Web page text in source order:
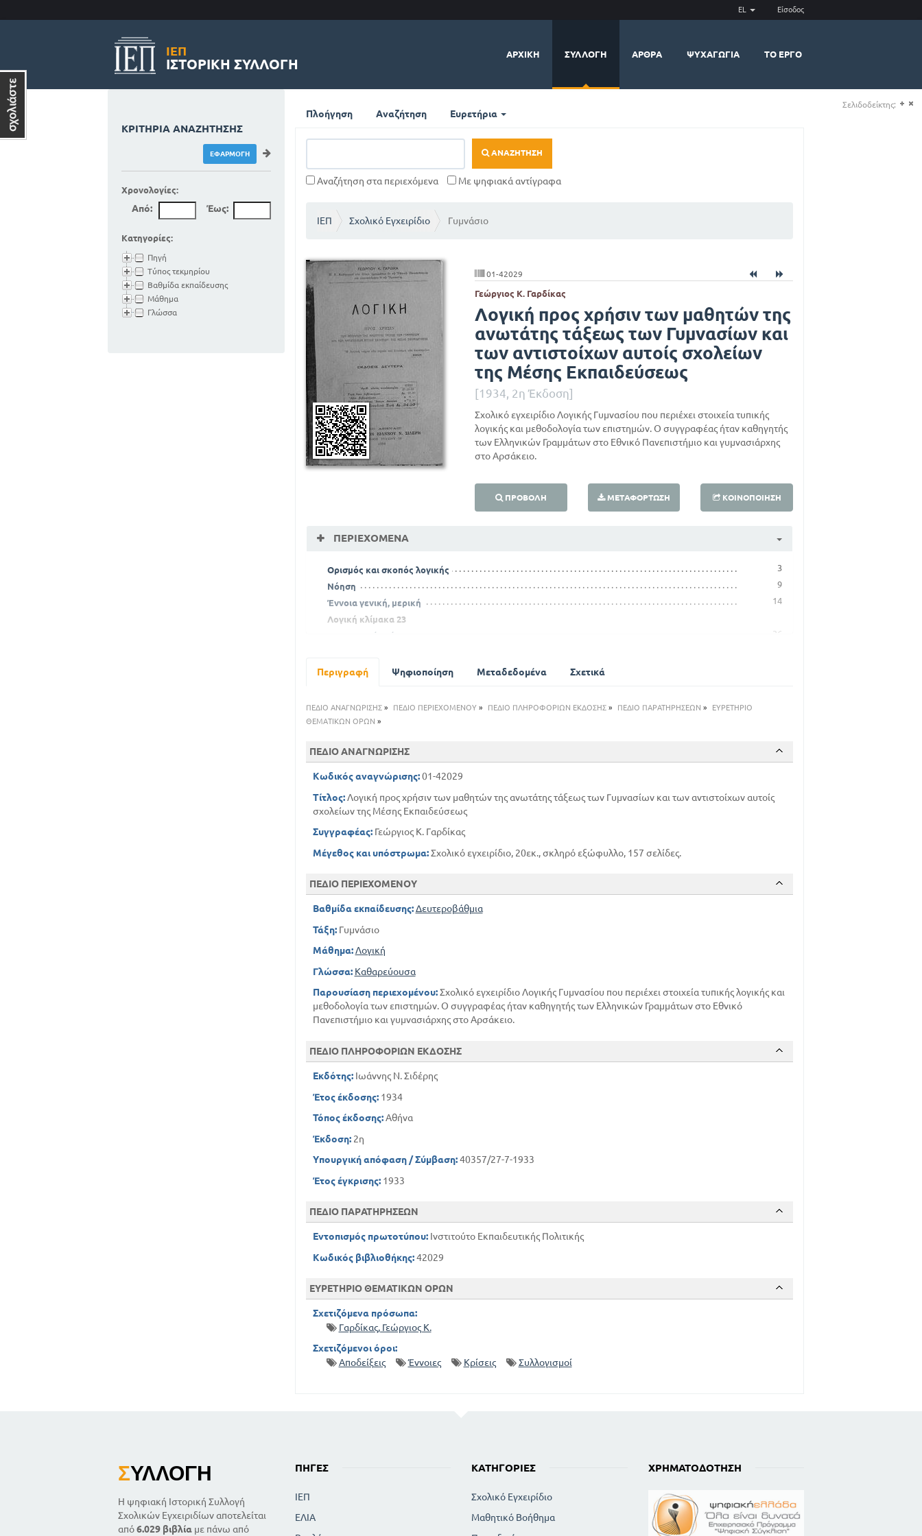
EL Είσοδος
ΙΕΠ
ΙΣΤΟΡΙΚΉ ΣΥΛΛΟΓΉ
ΑΡΧΙΚΉ ΣΥΛΛΟΓΉ ΆΡΘΡΑ ΨΥΧΑΓΩΓΊΑ ΤΟ ΈΡΓΟ
Πλοήγηση Αναζήτηση Ευρετήρια
ΑΝΑΖΉΤΗΣΗ
Αναζήτηση στα περιεχόμενα Με ψηφιακά αντίγραφα
ΙΕΠ Σχολικό Εγχειρίδιο Γυμνάσιο
01-42029
Γεώργιος Κ. Γαρδίκας
Λογική προς χρήσιν των μαθητών της
ανωτάτης τάξεως των Γυμνασίων και
των αντιστοίχων αυτοίς σχολείων
της Μέσης Εκπαιδεύσεως
[1934, 2η Έκδοση]
Σχολικό εγχειρίδιο Λογικής Γυμνασίου που περιέχει στοιχεία τυπικής
λογικής και μεθοδολογία των επιστημών. Ο συγγραφέας ήταν καθηγητής
των Ελληνικών Γραμμάτων στο Εθνικό Πανεπιστήμιο και γυμνασιάρχης
στο Αρσάκειο.
ΠΡΟΒΟΛΉ ΜΕΤΑΦΌΡΤΩΣΗ ΚΟΙΝΟΠΟΊΗΣΗ
ΠΕΡΙΕΧΌΜΕΝΑ
Ορισμός και σκοπός λογικής
3
Νόηση
9
Έννοια γενική, μερική
14
Λογική κλίμακα 23
Αντιστροφή κρίσεων
36
Υποθετικός συλλόγισμός
Κανόνες της διαιρέσεως
Ηθικές ή κοινωνικές επιστήμες
128
142
Ασκήσεις επί των παραλογισμών
Περιγραφή Ψηφιοποίηση Μεταδεδομένα Σχετικά
ΠΕΔΙΟ ΑΝΑΓΝΩΡΙΣΗΣ» ΠΕΔΙΟ ΠΕΡΙΕΧΟΜΕΝΟΥ» ΠΕΔΙΟ ΠΛΗΡΟΦΟΡΙΩΝ ΕΚΔΟΣΗΣ» ΠΕΔΙΟ ΠΑΡΑΤΗΡΗΣΕΩΝ »
ΕΥΡΕΤΗΡΙΟ
ΘΕΜΑΤΙΚΩΝ ΟΡΩΝ »
ΠΕΔΙΟ ΑΝΑΓΝΩΡΙΣΗΣ
Κωδικός αναγνώρισης:01-42029
Τίτλος:Λογική προς χρήσιν των μαθητών της ανωτάτης τάξεως των Γυμνασίων και των αντιστοίχων αυτοίς
σχολείων της Μέσης Εκπαιδεύσεως
Συγγραφέας:Γεώργιος Κ. Γαρδίκας
Μέγεθος και υπόστρωμα:Σχολικό εγχειρίδιο, 20εκ., σκληρό εξώφυλλο, 157 σελίδες.
ΠΕΔΙΟ ΠΕΡΙΕΧΟΜΕΝΟΥ
Βαθμίδα εκπαίδευσης: Δευτεροβάθμια
Τάξη:Γυμνάσιο
Μάθημα: Λογική
Γλώσσα: Καθαρεύουσα
Παρουσίαση περιεχομένου:Σχολικό εγχειρίδιο Λογικής Γυμνασίου που περιέχει στοιχεία τυπικής λογικής και
μεθοδολογία των επιστημών. Ο συγγραφέας ήταν καθηγητής των Ελληνικών Γραμμάτων στο Εθνικό
Πανεπιστήμιο και γυμνασιάρχης στο Αρσάκειο.
ΠΕΔΙΟ ΠΛΗΡΟΦΟΡΙΩΝ ΕΚΔΟΣΗΣ
Εκδότης:Ιωάννης Ν. Σιδέρης
Έτος έκδοσης:1934
Τόπος έκδοσης:Αθήνα
Έκδοση:2η
Υπουργική απόφαση / Σύμβαση:40357/27-7-1933
Έτος έγκρισης:1933
ΠΕΔΙΟ ΠΑΡΑΤΗΡΗΣΕΩΝ
Εντοπισμός πρωτοτύπου:Ινστιτούτο Εκπαιδευτικής Πολιτικής
Κωδικός βιβλιοθήκης:42029
ΕΥΡΕΤΗΡΙΟ ΘΕΜΑΤΙΚΩΝ ΟΡΩΝ
Σχετιζόμενα πρόσωπα:
Γαρδίκας, Γεώργιος Κ.
Σχετιζόμενοι όροι:
Αποδείξεις
Έννοιες Κρίσεις Συλλογισμοί
ΚΡΙΤΉΡΙΑ ΑΝΑΖΉΤΗΣΗΣ
Χρονολογίες:
Από: Έως:
Κατηγορίες:
Πηγή
Τύπος τεκμηρίου
Βαθμίδα εκπαίδευσης
Μάθημα
Γλώσσα
ΣΥΛΛΟΓΉ
Η ψηφιακή Ιστορική Συλλογή
Σχολικών Εγχειριδίων αποτελείται
από6.029 βιβλία με πάνω από
ΠΗΓΈΣ
ΙΕΠ
ΕΛΙΑ
ΚΑΤΗΓΟΡΊΕΣ
Σχολικό Εγχειρίδιο
Μαθητικό Βοήθημα
ΧΡΗΜΑΤΟΔΌΤΗΣΗ
Σελιδοδείκτης: